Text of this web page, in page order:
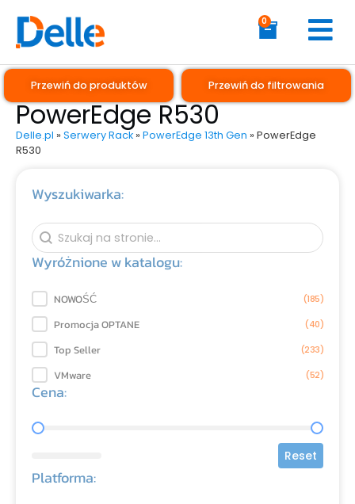
0
Przewiń do produktów Przewiń do filtrowania
PowerEdge R530
Delle.pl » Serwery Rack » PowerEdge 13th Gen » PowerEdge
R530
Wyszukiwarka:
Wyszukiwarka:
Wyszukiwarka:
Wyróżnione w katalogu:
Wyróżnione w katalogu:
NOWOŚĆ (185)
Promocja OPTANE (40)
Top Seller (233)
VMware (52)
Cena:
Cena:
Reset
Platforma: